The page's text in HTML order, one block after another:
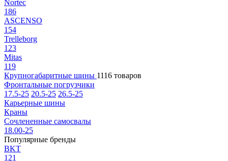
Nortec
186
ASCENSO
154
Trelleborg
123
Mitas
119
Крупногабаритные шины 1116 товаров
Фронтальные погрузчики
17.5-25 20.5-25 26.5-25
Карьерные шины
Краны
Сочлененные самосвалы
18.00-25
Популярные бренды
BKT
121